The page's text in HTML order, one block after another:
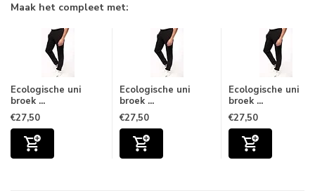
Maak het compleet met:
Ecologische uni
broek ...
€27,50
Ecologische uni
broek ...
€27,50
Ecologische uni
broek ...
€27,50